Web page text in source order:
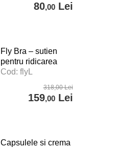
80,00Lei
Fly Bra – sutien
pentru ridicarea
sanilor
Cod: flyL
318,00Lei
159,00Lei
Capsulele si crema